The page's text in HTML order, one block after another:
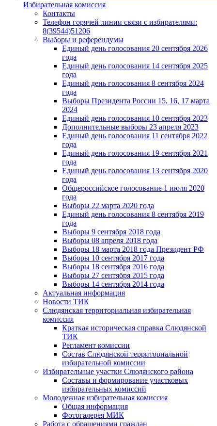
Избирательная комиссия
Контакты
Телефон горячей линии связи с избирателями:
8(39544)51206
Выборы и референдумы
Единый день голосования 20 сентября 2026
года
Единый день голосования 14 сентября 2025
года
Единый день голосования 8 сентября 2024
года
Выборы Президента России 15, 16, 17 марта
2024
Единый день голосования 10 сентября 2023
Дополнительные выборы 23 апреля 2023
Единый день голосования 11 сентября 2022
года
Единый день голосования 19 сентября 2021
года
Единый день голосования 13 сентября 2020
года
Общероссийское голосование 1 июля 2020
года
Выборы 22 марта 2020 года
Единый день голосования 8 сентября 2019
года
Выборы 9 сентября 2018 года
Выборы 08 апреля 2018 года
Выборы 18 марта 2018 года Президент РФ
Выборы 10 сентября 2017 года
Выборы 18 сентября 2016 года
Выборы 27 сентября 2015 года
Выборы 14 сентября 2014 года
Актуальная информация
Новости ТИК
Слюдянская территориальная избирательная
комиссия
Краткая историческая справка Слюдянской
ТИК
Регламент комиссии
Состав Слюдянской территориальной
избирательной комиссии
Избирательные участки Слюдянского района
Составы и формирование участковых
избирательных комиссий
Молодежная избирательная комиссия
Общая информация
Фотогалерея МИК
Работа с обращениями граждан